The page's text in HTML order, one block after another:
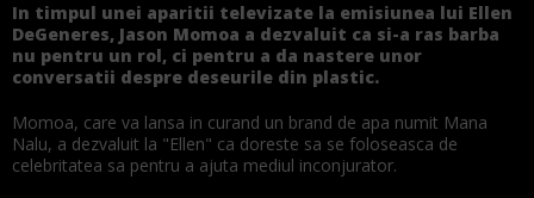
In timpul unei aparitii televizate la emisiunea lui Ellen
DeGeneres, Jason Momoa a dezvaluit ca si-a ras barba
nu pentru un rol, ci pentru a da nastere unor
conversatii despre deseurile din plastic.
Momoa, care va lansa in curand un brand de apa numit Mana
Nalu, a dezvaluit la "Ellen" ca doreste sa se foloseasca de
celebritatea sa pentru a ajuta mediul inconjurator.